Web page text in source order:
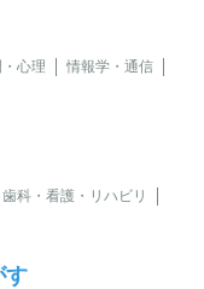
・心理
情報学・通信
歯科・看護・リハビリ
す